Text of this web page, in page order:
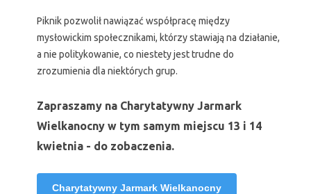
Piknik pozwolił nawiązać współpracę między
mysłowickim społecznikami, którzy stawiają na działanie,
a nie politykowanie, co niestety jest trudne do
zrozumienia dla niektórych grup.
Zapraszamy na Charytatywny Jarmark
Wielkanocny w tym samym miejscu 13 i 14
kwietnia - do zobaczenia.
Charytatywny Jarmark Wielkanocny